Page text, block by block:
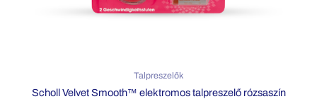
Talpreszelők
Scholl Velvet Smooth™ elektromos talpreszelő rózsaszín